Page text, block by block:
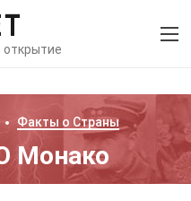
открытие
Факты о Страны
Монако